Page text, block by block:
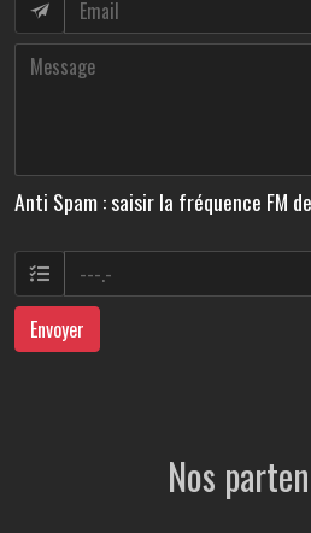
Anti Spam : saisir la fréquence FM
Envoyer
Nos